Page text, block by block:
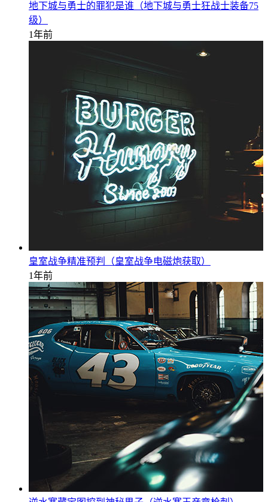
地下城与勇士的罪犯是谁（地下城与勇士狂战士装备75
级）
1年前
皇室战争精准预判（皇室战争电磁炮获取）
1年前